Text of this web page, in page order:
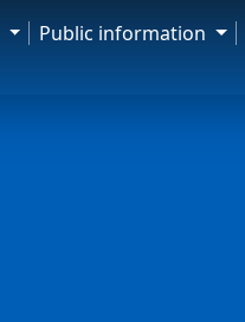
Public information